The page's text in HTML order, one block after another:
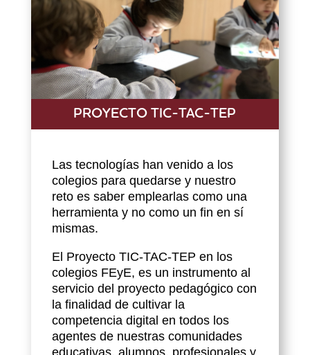
PROYECTO TIC-TAC-TEP
Las tecnologías han venido a los
colegios para quedarse y nuestro
reto es saber emplearlas como una
herramienta y no como un fin en sí
mismas.
El Proyecto TIC-TAC-TEP en los
colegios FEyE, es un instrumento al
servicio del proyecto pedagógico con
la finalidad de cultivar la
competencia digital en todos los
agentes de nuestras comunidades
educativas, alumnos, profesionales y